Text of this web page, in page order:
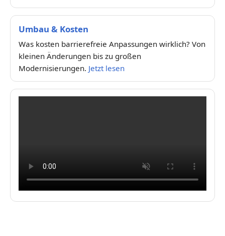
Umbau & Kosten
Was kosten barrierefreie Anpassungen wirklich? Von
kleinen Änderungen bis zu großen
Modernisierungen. Jetzt lesen